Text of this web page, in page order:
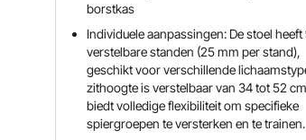
borstkas
Individuele aanpassingen: De stoel heeft
verstelbare standen (25 mm per stand),
geschikt voor verschillende
zithoogte is verstelbaar van 34 tot 52
biedt volledige flexibiliteit om specifieke
spiergroepen te versterken en te trainen.